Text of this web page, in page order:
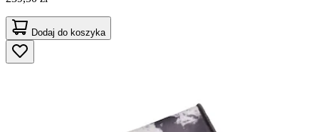
Dodaj do koszyka